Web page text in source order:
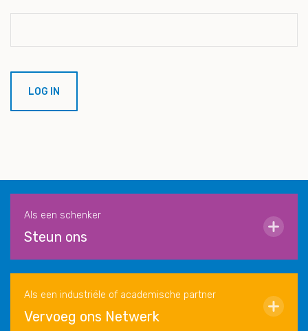
Als een schenker
Steun ons
Als een industriële of academische partner
Vervoeg ons Netwerk